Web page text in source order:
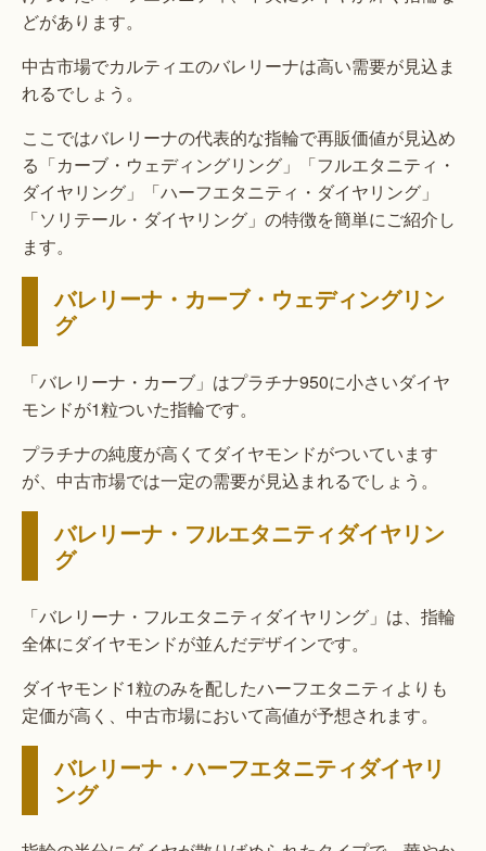
どがあります。
中古市場でカルティエのバレリーナは高い需要が見込ま
れるでしょう。
ここではバレリーナの代表的な指輪で再販価値が見込め
る「カーブ・ウェディングリング」「フルエタニティ・
ダイヤリング」「ハーフエタニティ・ダイヤリング」
「ソリテール・ダイヤリング」の特徴を簡単にご紹介し
ます。
バレリーナ・カーブ・ウェディングリン
グ
「バレリーナ・カーブ」はプラチナ950に小さいダイヤ
モンドが1粒ついた指輪です。
プラチナの純度が高くてダイヤモンドがついています
が、中古市場では一定の需要が見込まれるでしょう。
バレリーナ・フルエタニティダイヤリン
グ
「バレリーナ・フルエタニティダイヤリング」は、指輪
全体にダイヤモンドが並んだデザインです。
ダイヤモンド1粒のみを配したハーフエタニティよりも
定価が高く、中古市場において高値が予想されます。
バレリーナ・ハーフエタニティダイヤリ
ング